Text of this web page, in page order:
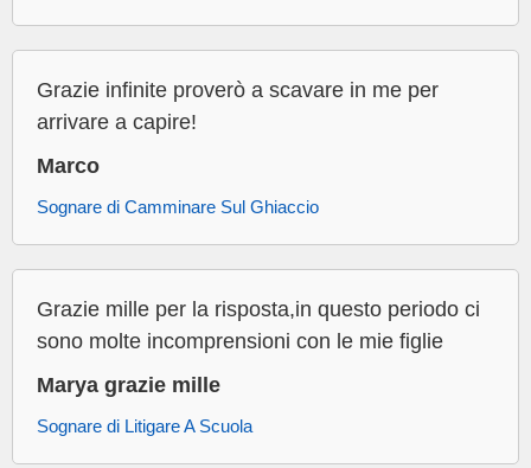
Grazie infinite proverò a scavare in me per
arrivare a capire!
Marco
Sognare di Camminare Sul Ghiaccio
Grazie mille per la risposta,in questo periodo ci
sono molte incomprensioni con le mie figlie
Marya grazie mille
Sognare di Litigare A Scuola